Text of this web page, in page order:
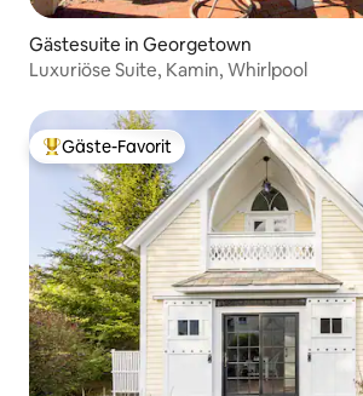
Gästesuite in Georgetown
Luxuriöse Suite, Kamin, Whirlpool
Beliebter Gäste-Favorit.
Gäste-Favorit